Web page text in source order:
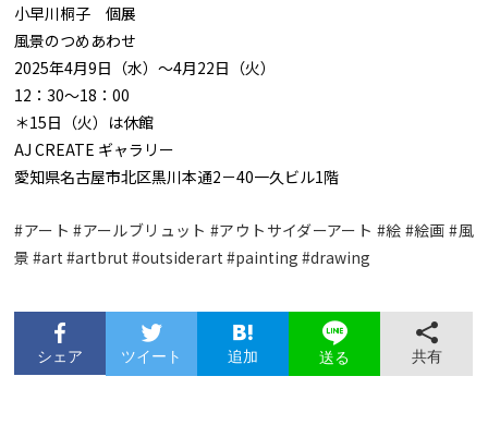
小早川桐子 個展
風景のつめあわせ
2025年4月9日（水）～4月22日（火）
12：30～18：00
＊15日（火）は休館
AJ CREATE ギャラリー
愛知県名古屋市北区黒川本通2－40一久ビル1階
#アート #アールブリュット #アウトサイダーアート #絵 #絵画 #風
景 #art #artbrut #outsiderart #painting #drawing
シェア ツイート 追加 送る 共有